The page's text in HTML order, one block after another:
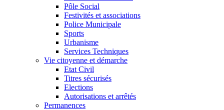
Pôle Social
Festivités et associations
Police Municipale
Sports
Urbanisme
Services Techniques
Vie citoyenne et démarche
Etat Civil
Titres sécurisés
Elections
Autorisations et arrêtés
Permanences